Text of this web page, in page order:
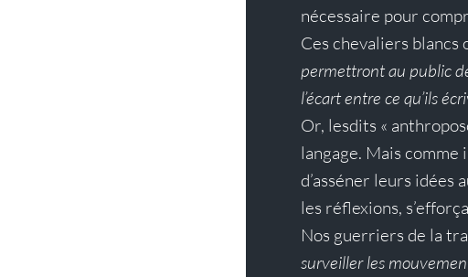
nécessaire pour
Ces chevaliers blancs
permettront au public
l’écart entre ce qu’ils
Or, lesdits «
langage. Mais
d’asséner leurs idées
les réflexions,
Nos guerriers de la
surveiller les